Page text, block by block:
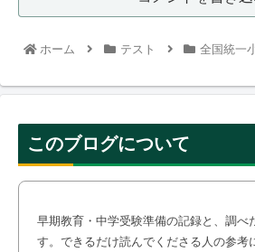
ホーム テスト 全国統一
このブログについて
早期教育・中学受験準備の記録と、調べ
す。できるだけ読んでくださる人の参考